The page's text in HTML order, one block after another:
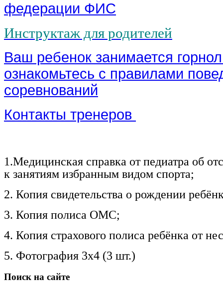
федерации ФИС
Инструктаж для родителей
Ваш ребенок занимается
ознакомьтесь с правилами
соревнований
Контакты тренеров
1.Медицинская справка от педиатра об
к занятиям избранным видом спорта;
2. Копия свидетельства о рождении
3. Копия полиса ОМС;
4. Копия страхового полиса ребёнка от
5. Фотография 3х4 (3 шт.)
Поиск на сайте